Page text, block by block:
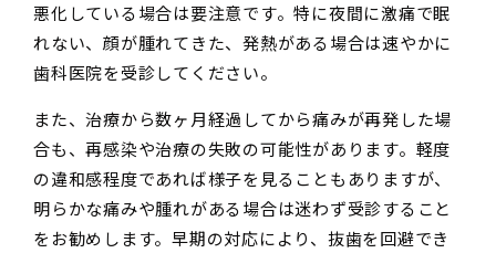
悪化している場合は要注意です。特に夜間に激痛で眠
れない、顔が腫れてきた、発熱がある場合は速やかに
歯科医院を受診してください。
また、治療から数ヶ月経過してから痛みが再発した場
合も、再感染や治療の失敗の可能性があります。軽度
の違和感程度であれば様子を見ることもありますが、
明らかな痛みや腫れがある場合は迷わず受診すること
をお勧めします。早期の対応により、抜歯を回避でき